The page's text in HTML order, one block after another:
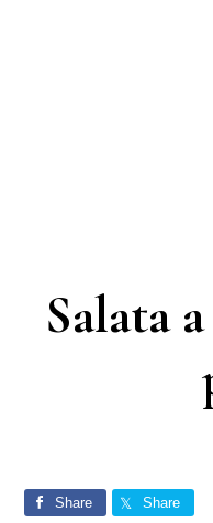
Salata
Share Share